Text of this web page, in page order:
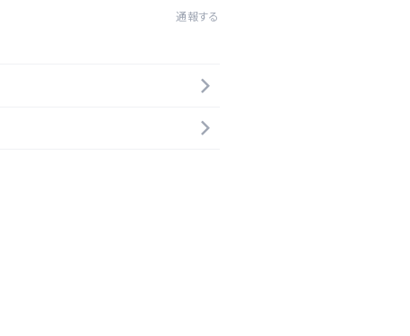
通報する